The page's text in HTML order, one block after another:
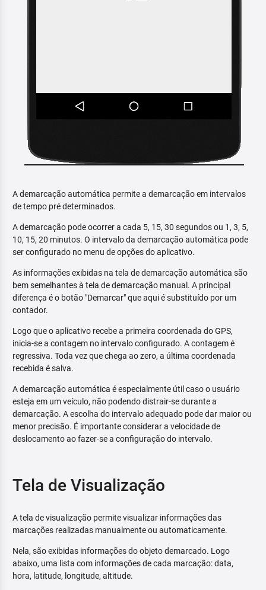
A demarcação automática permite a demarcação em intervalos
de tempo pré determinados.
A demarcação pode ocorrer a cada 5, 15, 30 segundos ou 1, 3, 5,
10, 15, 20 minutos. O intervalo da demarcação automática pode
ser configurado no menu de opções do aplicativo.
As informações exibidas na tela de demarcação automática são
bem semelhantes à tela de demarcação manual. A principal
diferença é o botão "Demarcar" que aqui é substituído por um
contador.
Logo que o aplicativo recebe a primeira coordenada do GPS,
inicia-se a contagem no intervalo configurado. A contagem é
regressiva. Toda vez que chega ao zero, a última coordenada
recebida é salva.
A demarcação automática é especialmente útil caso o usuário
esteja em um veículo, não podendo distrair-se durante a
demarcação. A escolha do intervalo adequado pode dar maior ou
menor precisão. É importante considerar a velocidade de
deslocamento ao fazer-se a configuração do intervalo.
Tela de Visualização
A tela de visualização permite visualizar informações das
marcações realizadas manualmente ou automaticamente.
Nela, são exibidas informações do objeto demarcado. Logo
abaixo, uma lista com informações de cada marcação: data,
hora, latitude, longitude, altitude.